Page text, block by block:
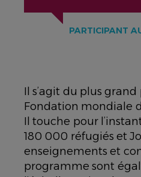
PARTICIPANT
Il s’agit du plus
Fondation mondiale
Il touche pour
180 000 réfugiés et
enseignements et
programme sont